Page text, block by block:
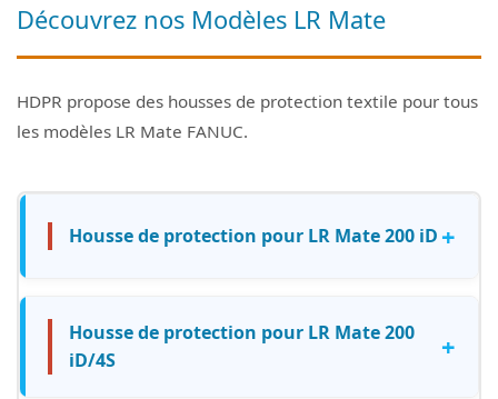
Découvrez nos Modèles LR Mate
HDPR propose des housses de protection textile pour tous
les modèles LR Mate FANUC.
Housse de protection pour LR Mate 200 iD +
Housse de protection pour LR Mate 200
iD/4S
+